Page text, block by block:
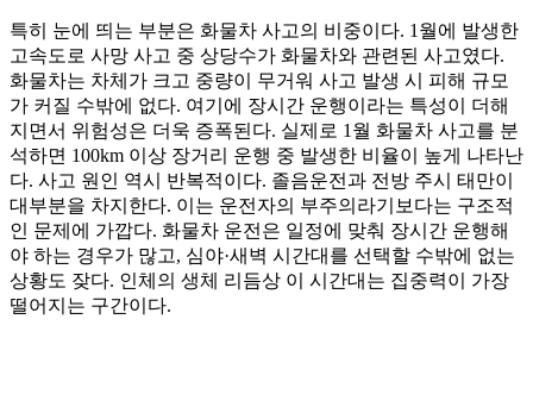
특히 눈에 띄는 부분은 화물차 사고의 비중이다. 1월에 발생한
고속도로 사망 사고 중 상당수가 화물차와 관련된 사고였다.
화물차는 차체가 크고 중량이 무거워 사고 발생 시 피해 규모
가 커질 수밖에 없다. 여기에 장시간 운행이라는 특성이 더해
지면서 위험성은 더욱 증폭된다. 실제로 1월 화물차 사고를 분
석하면 100km 이상 장거리 운행 중 발생한 비율이 높게 나타난
다. 사고 원인 역시 반복적이다. 졸음운전과 전방 주시 태만이
대부분을 차지한다. 이는 운전자의 부주의라기보다는 구조적
인 문제에 가깝다. 화물차 운전은 일정에 맞춰 장시간 운행해
야 하는 경우가 많고, 심야·새벽 시간대를 선택할 수밖에 없는
상황도 잦다. 인체의 생체 리듬상 이 시간대는 집중력이 가장
떨어지는 구간이다.